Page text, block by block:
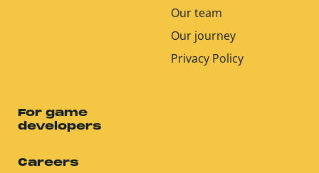
Our team
Our journey
Privacy Policy
For game
developers
Careers